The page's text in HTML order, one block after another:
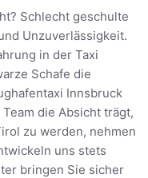
Schlecht geschulte
Unzuverlässigkeit.
in der Taxi
Schafe die
Innsbruck
die Absicht trägt,
zu werden, nehmen
uns stets
bringen Sie sicher